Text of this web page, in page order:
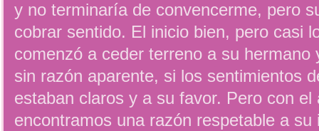
y no terminaría de convencerme, pero
cobrar sentido. El inicio bien, pero casi
comenzó a ceder terreno a su hermano
sin razón aparente, si los sentimientos
estaban claros y a su favor. Pero con
encontramos una razón respetable a su